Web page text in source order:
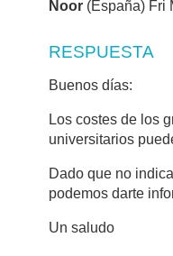
Noor (España) Fri
RESPUESTA
Buenos días:
Los costes de los
universitarios
Dado que no
podemos darte
Un saludo